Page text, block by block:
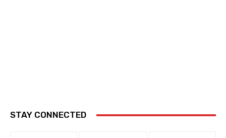
STAY CONNECTED